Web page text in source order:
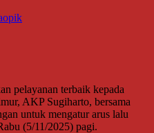
pelayanan terbaik kepada
AKP Sugiharto, bersama
untuk mengatur arus lalu
(5/11/2025) pagi.